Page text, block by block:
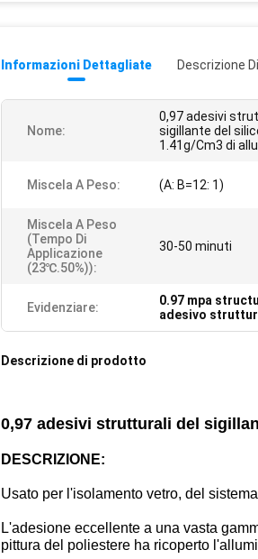
Informazioni Dettagliate Descrizione
Nome:
0,97 adesivi
sigillante del
1.41g/Cm3 di
Miscela A Peso: (A: B=12: 1)
Miscela A Peso
(tempo Di
Applicazione
(23℃.50%)):
30-50 minuti
Evidenziare: 0.97 mpa
adesivo
Descrizione di prodotto
0,97 adesivi strutturali del
DESCRIZIONE:
Usato per l'isolamento vetro, del
L'adesione eccellente a una vasta
pittura del poliestere ha ricoperto